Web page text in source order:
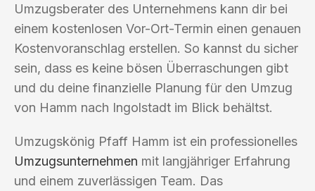
Umzugsberater des Unternehmens kann dir bei
einem kostenlosen Vor-Ort-Termin einen genauen
Kostenvoranschlag erstellen. So kannst du sicher
sein, dass es keine bösen Überraschungen gibt
und du deine finanzielle Planung für den Umzug
von Hamm nach Ingolstadt im Blick behältst.
Umzugskönig Pfaff Hamm ist ein professionelles
Umzugsunternehmen mit langjähriger Erfahrung
und einem zuverlässigen Team. Das